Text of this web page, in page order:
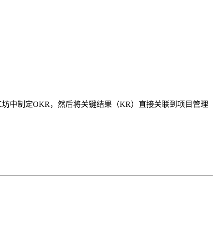
中制定OKR，然后将关键结果（KR）直接关联到项目管理